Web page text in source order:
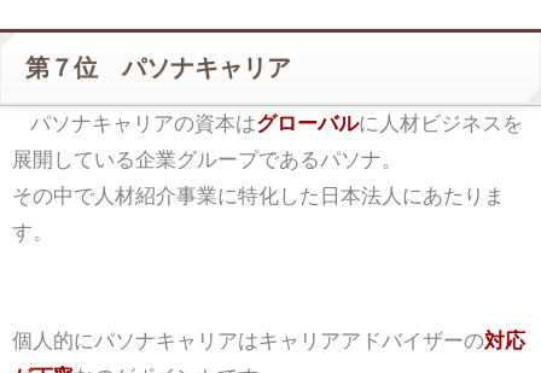
第７位 パソナキャリア
パソナキャリアの資本はグローバルに人材ビジネスを
展開している企業グループであるパソナ。
その中で人材紹介事業に特化した日本法人にあたりま
す。
個人的にパソナキャリアはキャリアアドバイザーの対応